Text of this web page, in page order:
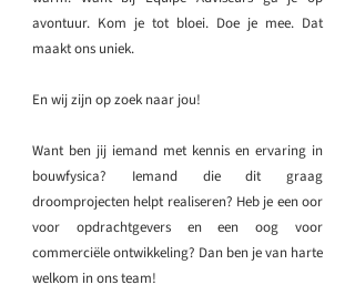
avontuur. Kom je tot bloei. Doe je mee. Dat
maakt ons uniek.
En wij zijn op zoek naar jou!
Want ben jij iemand met kennis en ervaring in
bouwfysica? Iemand die dit graag
droomprojecten helpt realiseren? Heb je een oor
voor opdrachtgevers en een oog voor
commerciële ontwikkeling? Dan ben je van harte
welkom in ons team!